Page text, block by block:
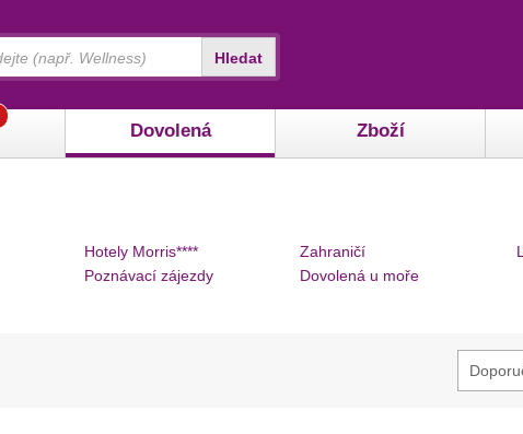
Dovolená Zboží
Hledat
Hotely Morris****
Poznávací zájezdy
Zahraničí
Dovolená u moře